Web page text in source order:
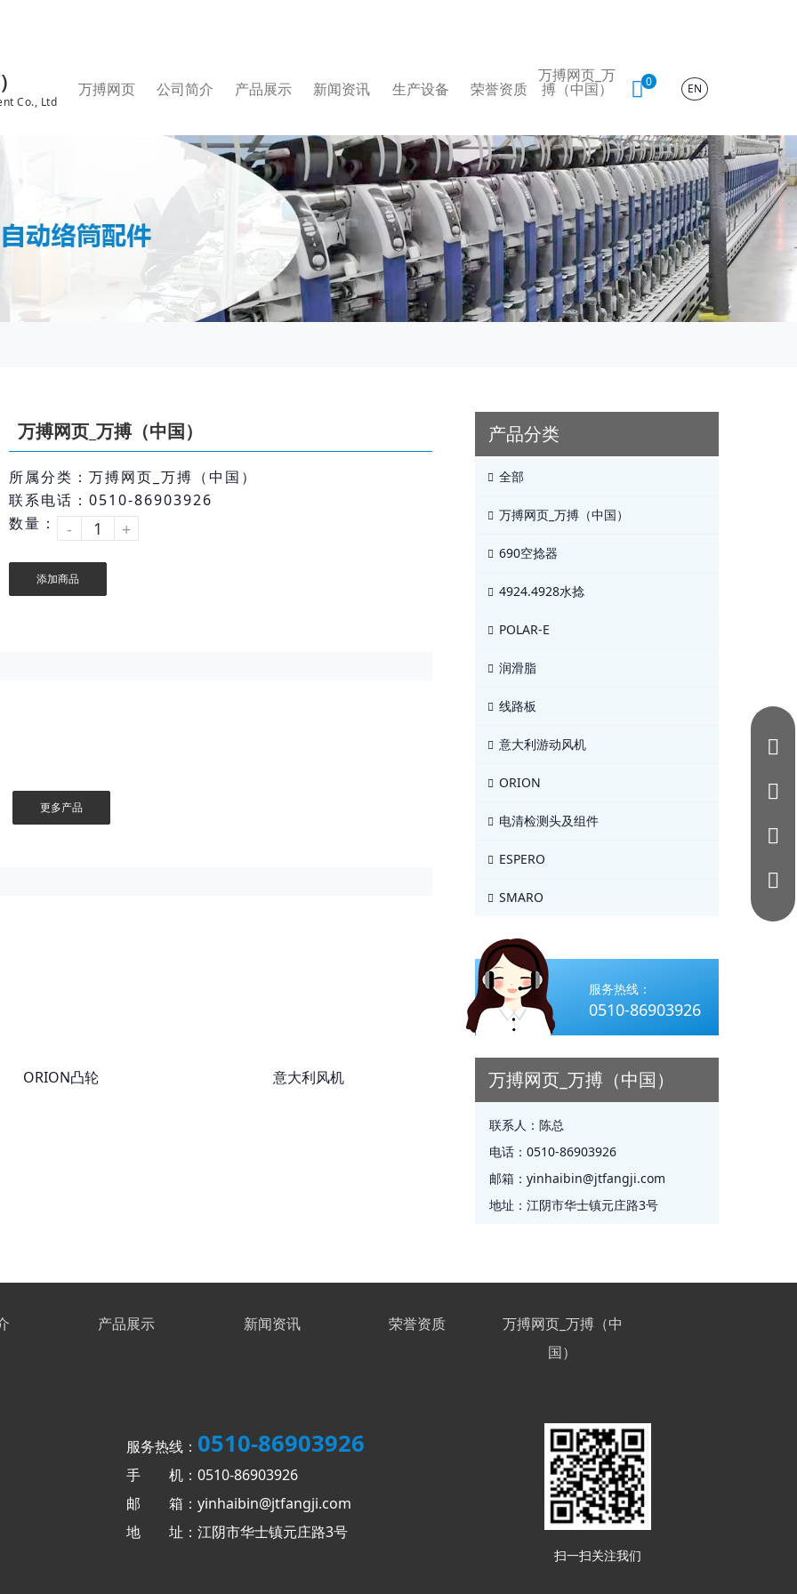
Co., Ltd
万搏网页 公司简介 产品展示 新闻资讯 生产设备 荣誉资质
万搏网页_万
搏（中国） 0 EN
万搏网页_万搏（中国）
所属分类：万搏网页_万搏（中国）
联系电话：0510-86903926
数量：
- +
添加商品
更多产品
ORION凸轮 意大利风机
产品分类
全部
万搏网页_万搏（中国）
690空捻器
4924.4928水捻
POLAR-E
润滑脂
线路板
意大利游动风机
ORION
电清检测头及组件
ESPERO
SMARO
服务热线：
0510-86903926
万搏网页_万搏（中国）
联系人： 陈总
电话： 0510-86903926
邮箱： yinhaibin@jtfangji.com
地址： 江阴市华士镇元庄路3号
产品展示 新闻资讯 荣誉资质
万搏网页_万搏（中
国）
服务热线： 0510-86903926
手 机：0510-86903926
邮 箱：yinhaibin@jtfangji.com
地 址：江阴市华士镇元庄路3号
扫一扫关注我们